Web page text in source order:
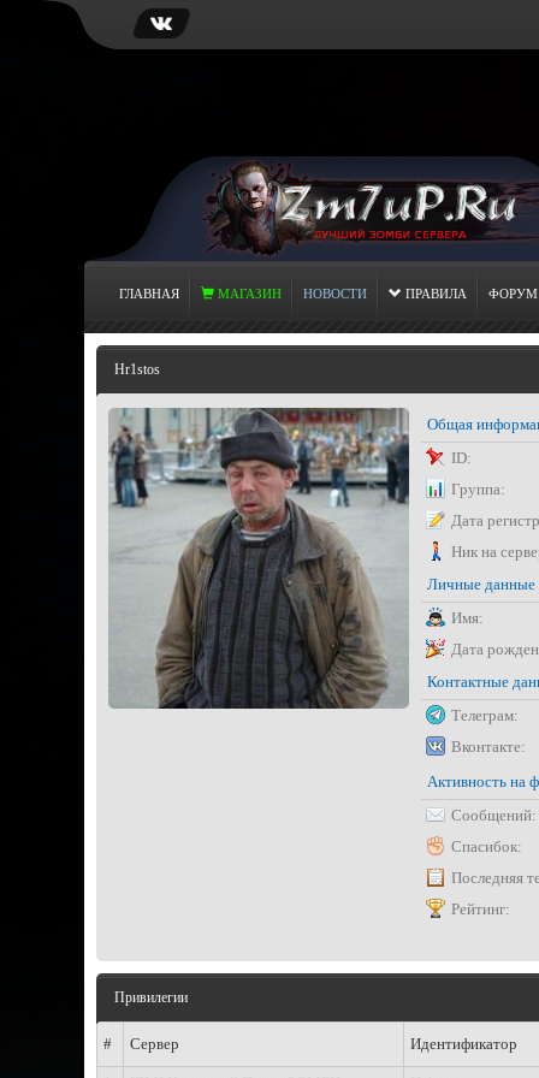
ГЛАВНАЯ МАГАЗИН НОВОСТИ ПРАВИЛА ФОРУМ
Hr1stos
Общая
ID:
Группа:
Дата
Ник на
Личные данные
Имя:
Дата
Контактные
Телеграм:
Вконтакте:
Активность на
Сообщений:
Спасибок:
Последняя
Рейтинг:
Привилегии
# Сервер Идентификатор